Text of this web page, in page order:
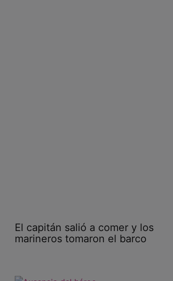
El capitán salió a comer y los
marineros tomaron el barco